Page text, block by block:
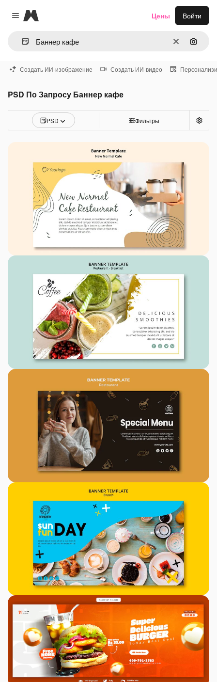
Close menu
Magnific
ОчиститьПоиск
Цены Войти
Создать ИИ-изображение Создать ИИ-видео
PSD По Запросу Баннер кафе
PSD Фильтры